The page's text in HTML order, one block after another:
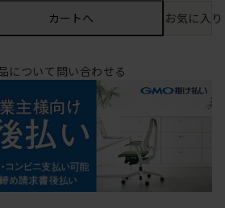
カートへ お気に入
について問い合わせる